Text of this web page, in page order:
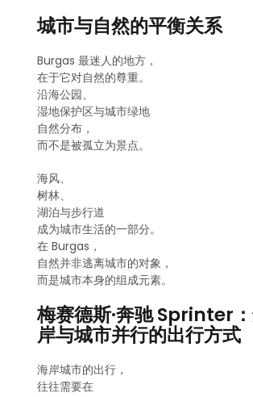
城市与自然的平衡关系
Burgas 最迷人的地方，
在于它对自然的尊重。
沿海公园、
湿地保护区与城市绿地
自然分布，
而不是被孤立为景点。
海风、
树林、
湖泊与步行道
成为城市生活的一部分。
在 Burgas，
自然并非逃离城市的对象，
而是城市本身的组成元素。
梅赛德斯·奔驰 Sprinter
岸与城市并行的出行方式
海岸城市的出行，
往往需要在